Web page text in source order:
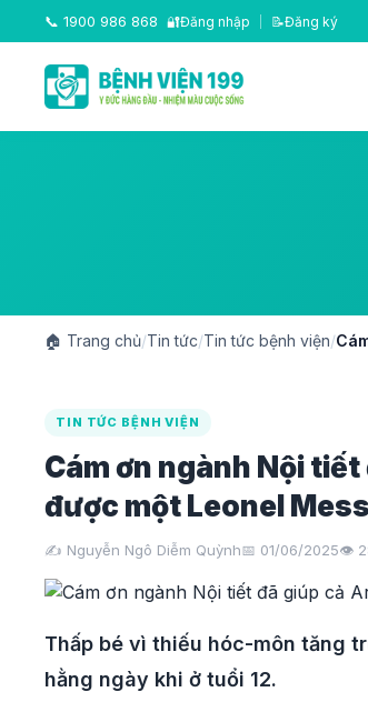
📞 1900 986 868 🔐Đăng nhập 📝Đăng ký
🏠 Trang chủ/Tin tức/Tin tức bệnh viện/
TIN TỨC BỆNH VIỆN
Cám ơn ngành Nội
được một Leonel
✍️ Nguyễn Ngô Diễm Quỳnh📅 01/06/2025👁️
Thấp bé vì thiếu hóc-môn tăng
hằng ngày khi ở tuổi 12.